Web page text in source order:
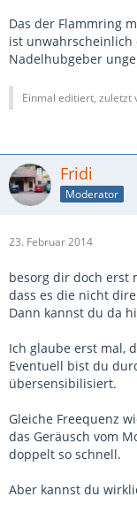
Das der Flammring
ist unwahrscheinlich
Nadelhubgeber
Einmal editiert, zuletzt
Fridi
Moderator
23. Februar 2014
besorg dir doch erst
dass es die nicht
Dann kannst du da
Ich glaube erst mal,
Eventuell bist du
übersensibilisiert.
Gleiche Freequenz
das Geräusch vom
doppelt so schnell.
Aber kannst du